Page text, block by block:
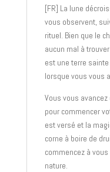
[FR] La lune
vous observent,
rituel. Bien que le
aucun mal à
est une terre
lorsque vous vous
Vous vous
pour commencer
est versé et la
corne à boire de
commencez à
nature.